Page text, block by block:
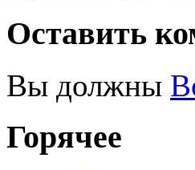
Оставить
Вы должны
Горячее